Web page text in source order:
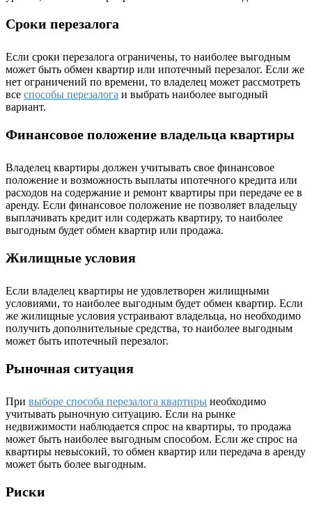
Сроки перезалога
Если сроки перезалога ограничены, то наиболее выгодным
может быть обмен квартир или ипотечный перезалог. Если же
нет ограничений по времени, то владелец может рассмотреть
все способы перезалога и выбрать наиболее выгодный
вариант.
Финансовое положение владельца квартиры
Владелец квартиры должен учитывать свое финансовое
положение и возможность выплаты ипотечного кредита или
расходов на содержание и ремонт квартиры при передаче ее в
аренду. Если финансовое положение не позволяет владельцу
выплачивать кредит или содержать квартиру, то наиболее
выгодным будет обмен квартир или продажа.
Жилищные условия
Если владелец квартиры не удовлетворен жилищными
условиями, то наиболее выгодным будет обмен квартир. Если
же жилищные условия устраивают владельца, но необходимо
получить дополнительные средства, то наиболее выгодным
может быть ипотечный перезалог.
Рыночная ситуация
При выборе способа перезалога квартиры необходимо
учитывать рыночную ситуацию. Если на рынке
недвижимости наблюдается спрос на квартиры, то продажа
может быть наиболее выгодным способом. Если же спрос на
квартиры невысокий, то обмен квартир или передача в аренду
может быть более выгодным.
Риски